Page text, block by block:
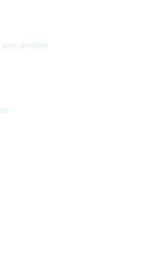
store drømme